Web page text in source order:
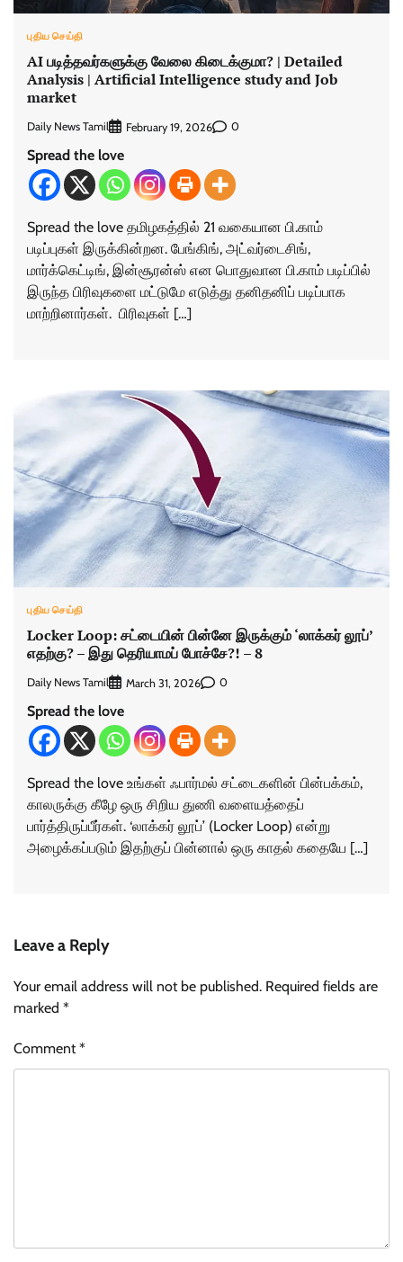
புதிய செய்தி
AI படித்தவர்களுக்கு வேலை கிடைக்குமா? | Detailed
Analysis | Artificial Intelligence study and Job
market
Daily News Tamil February 19, 2026 0
Spread the love
Spread the love தமிழகத்தில் 21 வகையான பி.காம்
படிப்புகள் இருக்கின்றன. பேங்கிங், அட்வர்டைசிங்,
மார்க்கெட்டிங், இன்சூரன்ஸ் என பொதுவான பி.காம் படிப்பில்
இருந்த பிரிவுகளை மட்டுமே எடுத்து தனிதனிப் படிப்பாக
மாற்றினார்கள். பிரிவுகள் […]
புதிய செய்தி
Locker Loop: சட்டையின் பின்னே இருக்கும் ‘லாக்கர் லூப்’
எதற்கு? – இது தெரியாமப் போச்சே?! – 8
Daily News Tamil March 31, 2026 0
Spread the love
Spread the love உங்கள் ஃபார்மல் சட்டைகளின் பின்பக்கம்,
காலருக்கு கீழே ஒரு சிறிய துணி வளையத்தைப்
பார்த்திருப்பீர்கள். ‘லாக்கர் லூப்’ (Locker Loop) என்று
அழைக்கப்படும் இதற்குப் பின்னால் ஒரு காதல் கதையே […]
Leave a Reply
Your email address will not be published. Required fields are
marked *
Comment*